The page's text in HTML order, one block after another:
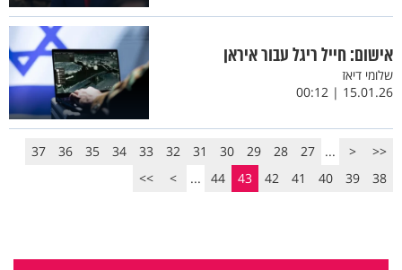
אישום: חייל ריגל עבור איראן
שלומי דיאז
15.01.26 | 00:12
<<
<
...
27
28
29
30
31
32
33
34
35
36
37
38
39
40
41
42
43
44
...
>
>>